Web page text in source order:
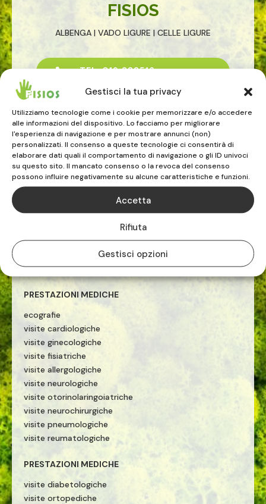
Gestisci la tua privacy
Utilizziamo tecnologie come i cookie per memorizzare e/o accedere
alle informazioni del dispositivo. Lo facciamo per migliorare
l'esperienza di navigazione e per mostrare annunci (non)
personalizzati. Il consenso a queste tecnologie ci consentirà di
elaborare dati quali il comportamento di navigazione o gli ID univoci
su questo sito. Il mancato consenso o la revoca del consenso
possono influire negativamente su alcune caratteristiche e funzioni.
Accetta
Rifiuta
Gestisci opzioni
FISIOS
ALBENGA | VADO LIGURE | CELLE LIGURE
 TEL. 019.883516
FISIOTERAPISTI E OSTEOPATI
riabilitazione
osteopatia
rieducazione posturale globale
riabilitazione pavimento pelvico
riabilitazione sportiva
esercizio terapeutico
onde d'urto
PRESTAZIONI MEDICHE
ecografie
visite cardiologiche
visite ginecologiche
visite fisiatriche
visite allergologiche
visite neurologiche
visite otorinolaringoiatriche
visite neurochirurgiche
visite pneumologiche
visite reumatologiche
PRESTAZIONI MEDICHE
visite diabetologiche
visite ortopediche